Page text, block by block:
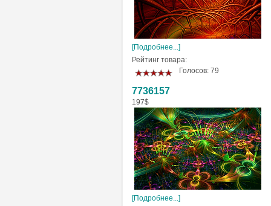
[Подробнее...]
Рейтинг товара:
Голосов: 79
7736157
197$
[Подробнее...]